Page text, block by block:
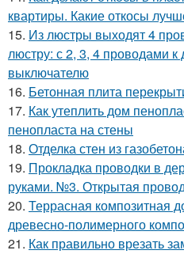
квартиры. Какие откосы
15. Из люстры выходят 4
люстру: с 2, 3, 4 проводами
выключателю
16. Бетонная плита
17. Как утеплить дом
пенопласта на стены
18. Отделка стен из
19. Прокладка проводки в
руками. №3. Открытая
20. Террасная композитная
древесно-полимерного
21. Как правильно врезать